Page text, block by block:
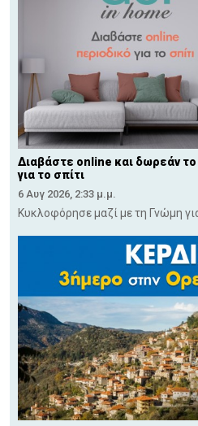
Διαβάστε online και δωρεάν το
για το σπίτι
6 Αυγ 2026, 2:33 μ.μ.
Κυκλοφόρησε μαζί με τη Γνώμη